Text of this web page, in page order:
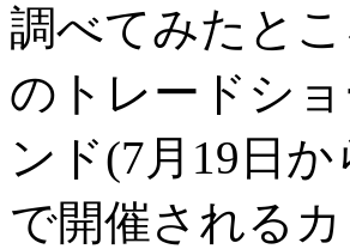
調べてみたと
のトレードシ
ンド(7月19日
で開催される